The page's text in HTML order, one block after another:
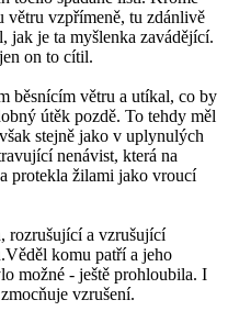
větru vzpřímeně, tu zdánlivě
jak je ta myšlenka zavádějící.
on to cítil.
běsnícím větru a utíkal, co by
útěk pozdě. To tehdy měl
stejně jako v uplynulých
nenávist, která na
protekla žilami jako vroucí
rozrušující a vzrušující
komu patří a jeho
možné - ještě prohloubila. I
vzrušení.